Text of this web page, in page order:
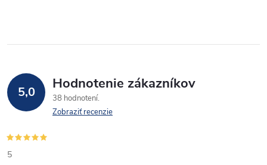
5,0 Hodnotenie zákazníkov
38 hodnotení
Zobraziť recenzie
5